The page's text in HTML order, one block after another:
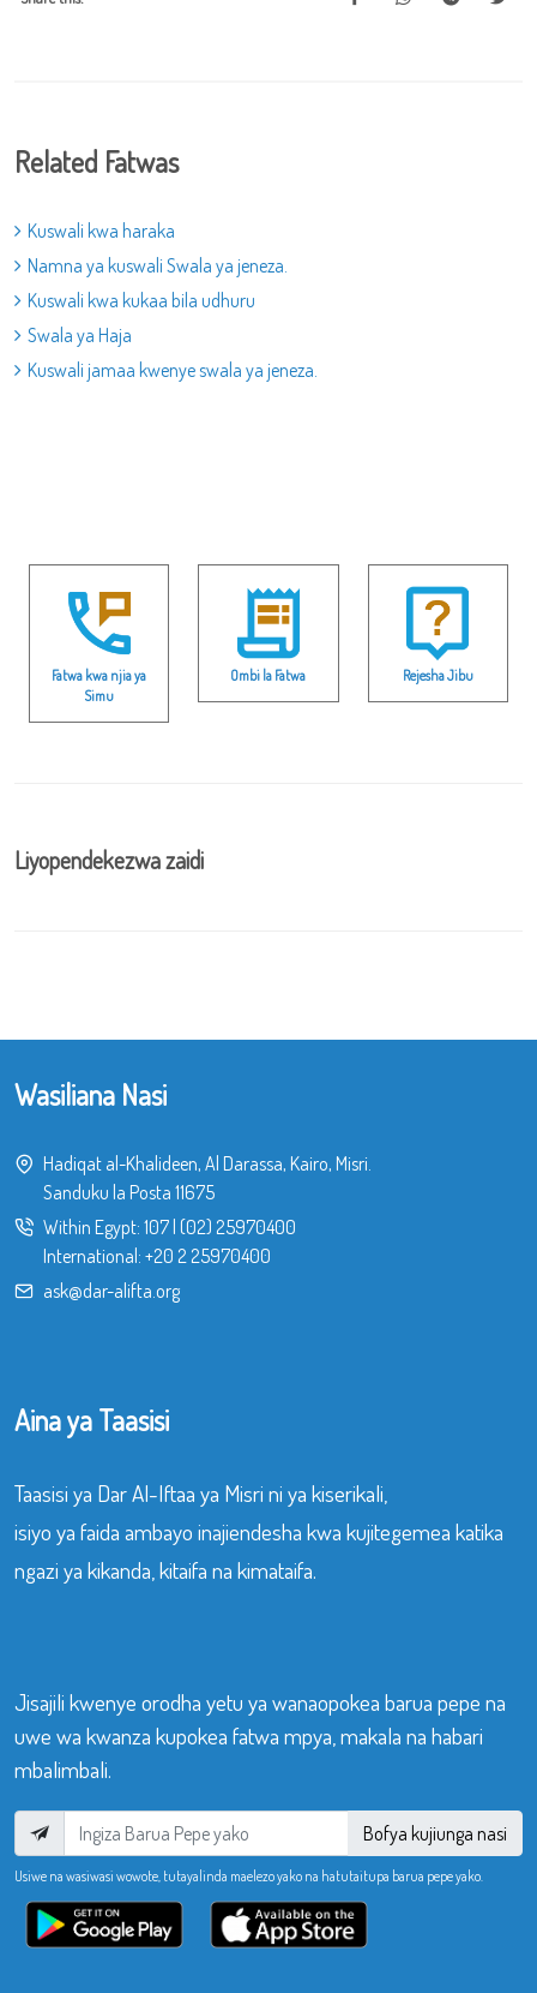
Related Fatwas
Kuswali kwa haraka
Namna ya kuswali Swala ya jeneza.
Kuswali kwa kukaa bila udhuru
Swala ya Haja
Kuswali jamaa kwenye swala ya jeneza.
Fatwa kwa njia ya
Simu
Ombi la Fatwa Rejesha Jibu
Liyopendekezwa zaidi
Wasiliana Nasi
Hadiqat al-Khalideen, Al Darassa, Kairo, Misri.
Sanduku la Posta 11675
Within Egypt: 107| (02) 25970400
International: +20 2 25970400
ask@dar-alifta.org
Aina ya Taasisi
Taasisi ya Dar Al-Iftaa ya Misri ni ya kiserikali,
isiyo ya faida ambayo inajiendesha kwa kujitegemea katika
ngazi ya kikanda, kitaifa na kimataifa.
Jisajili kwenye orodha yetu ya wanaopokea barua pepe na
uwe wa kwanza kupokea fatwa mpya, makala na habari
mbalimbali.
Bofya kujiunga nasi
Usiwe na wasiwasi wowote, tutayalinda maelezo yako na hatutaitupa barua pepe yako.